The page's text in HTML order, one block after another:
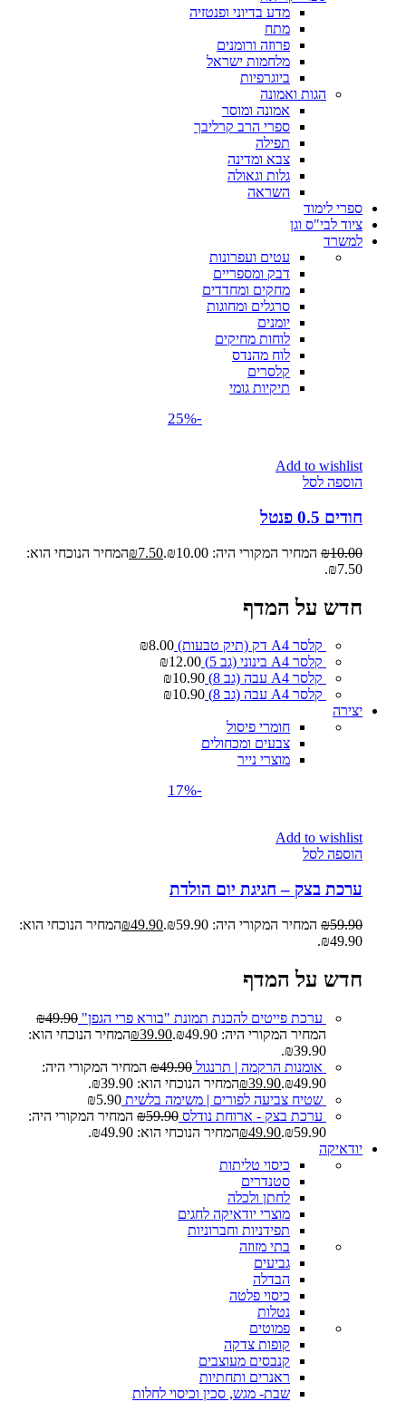
מדע בדיוני ופנטזיה
מתח
פרוזה ורומנים
מלחמות ישראל
ביוגרפיות
הגות ואמונה
אמונה ומוסר
ספרי הרב קרליבך
תפילה
צבא ומדינה
גלות וגאולה
השראה
ספרי לימוד
ציוד לבי"ס וגן
למשרד
עטים ועפרונות
דבק ומספריים
מחקים ומחדדים
סרגלים ומחוגות
יומנים
לוחות מחיקים
לוח מהנדס
קלסרים
תיקיות גומי
-25%
Add to wishlist
הוספה לסל
חודים 0.5 פנטל
₪10.00 המחיר המקורי היה: ₪10.00. ₪7.50
המחיר הנוכחי הוא:
₪7.50.
חדש על המדף
קלסר A4 דק (תיק טבעות) ₪8.00
קלסר A4 בינוני (גב 5)
₪12.00
קלסר A4 עבה (גב 8)
₪10.90
קלסר A4 עבה (גב 8)
₪10.90
יצירה
חומרי פיסול
צבעים ומכחולים
מוצרי נייר
-17%
Add to wishlist
הוספה לסל
ערכת בצק – חגיגת יום הולדת
₪59.90 המחיר המקורי היה: ₪59.90. ₪49.90
המחיר הנוכחי הוא:
₪49.90.
חדש על המדף
ערכת פייטים להכנת תמונת "בורא פרי הגפן" ₪49.90
המחיר המקורי היה: ₪49.90.
₪39.90
המחיר הנוכחי הוא:
₪39.90.
אומנות הרקמה | תרנגול
₪49.90
המחיר המקורי היה:
₪49.90.
₪39.90
המחיר הנוכחי הוא: ₪39.90.
שטיח צביעה לפורים | משימה בלשית
₪5.90
ערכת בצק - ארוחת נודלס
₪59.90
המחיר המקורי היה:
₪59.90.
₪49.90
המחיר הנוכחי הוא: ₪49.90.
יודאיקה
כיסוי טליתות
סטנדרים
לחתן ולכלה
מוצרי יודאיקה לחגים
תפידניות וחברוניות
בתי מזוזה
גביעים
הבדלה
כיסוי פלטה
נטלות
פמוטים
קופות צדקה
קנבסים מעוצבים
ראנרים ותחתיות
שבת- מגש, סכין וכיסוי לחלות